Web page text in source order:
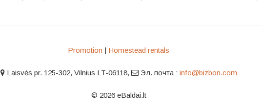
Promotion | Homestead rentals
Laisvės pr. 125-302, Vilnius LT-06118, Эл. почта : info@bizbon.com
© 2026 eBaldai.lt